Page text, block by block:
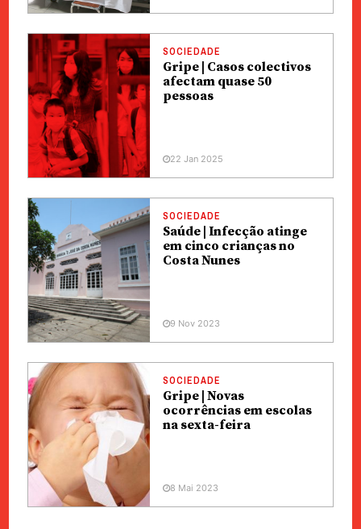
SOCIEDADE
Gripe | Casos colectivos
afectam quase 50
pessoas
22 Jan 2025
SOCIEDADE
Saúde | Infecção atinge
em cinco crianças no
Costa Nunes
9 Nov 2023
SOCIEDADE
Gripe | Novas
ocorrências em escolas
na sexta-feira
8 Mai 2023